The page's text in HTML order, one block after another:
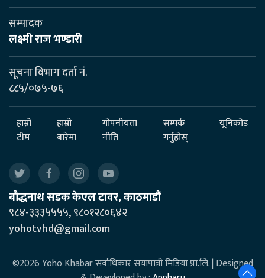
सम्पादक
लक्ष्मी राज भण्डारी
सूचना विभाग दर्ता नं.
८८५/०७५-७६
हाम्रो
टीम
हाम्रो
बारेमा
गोपनीयता
नीति
सम्पर्क
गर्नुहोस्
यूनिकोड
बौद्धनाथ सडक केएल टावर, काठमाडौं
९८४-३३३५५५५, ९८०१२८०६४२
yohotvhd@gmail.com
©2026 Yoho Khabar सर्वाधिकार सयापात्री मिडिया प्रा.लि. | Designed